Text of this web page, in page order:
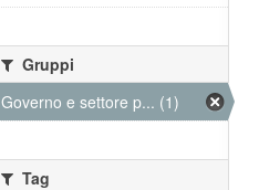
Gruppi
Governo e settore p... (1)
Tag